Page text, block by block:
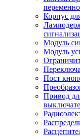
Корпус
Модуль
Модуль
Пост
Привод